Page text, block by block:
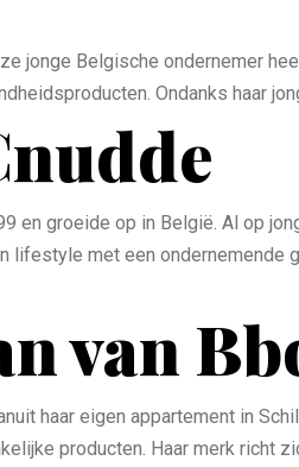
jonge Belgische ondernemer
Ondanks haar
en groeide op in België. Al op
lifestyle met een ondernemende
van
haar eigen appartement in
producten. Haar merk richt